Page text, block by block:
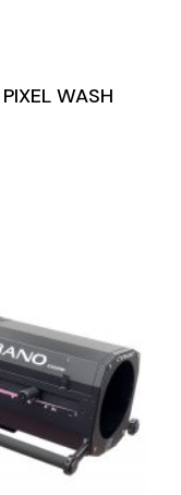
WASH